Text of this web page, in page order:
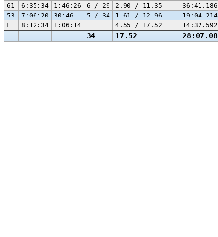
34 17.52
61 6:35:34 1:46:26 6 / 29 2.90 / 11.35
36:41.186
53
7:06:20 30:46 5 / 34 1.61 / 12.96
19:04.214
F
8:12:34 1:06:14 4.55 / 17.52 14:32.592